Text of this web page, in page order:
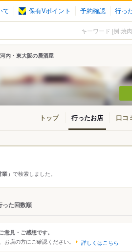
て 保有Vポイント 予約確認 行っ
内・東大阪の居酒屋
トップ 行ったお店 口コ
業」で検索しました。
った回数順
見・ご感想です。
店の方にご確認ください。 詳しくはこちら